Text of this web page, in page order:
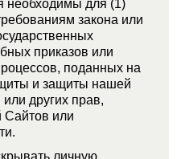
необходимы для (1)
закона или
приказов или
поданных на
и защиты нашей
или других прав,
Сайтов или
личную